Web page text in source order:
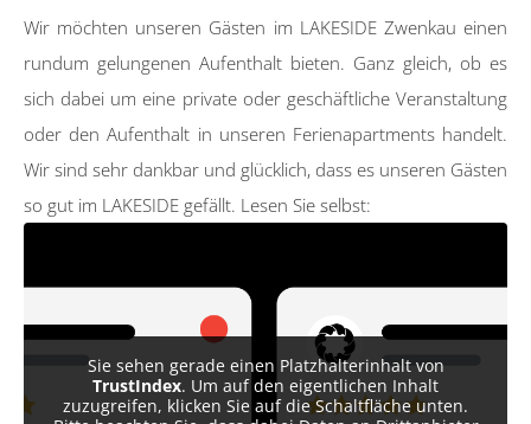
Wir möchten unseren Gästen im LAKESIDE Zwenkau einen
rundum gelungenen Aufenthalt bieten. Ganz gleich, ob es
sich dabei um eine private oder geschäftliche Veranstaltung
oder den Aufenthalt in unseren Ferienapartments handelt.
Wir sind sehr dankbar und glücklich, dass es unseren Gästen
so gut im LAKESIDE gefällt. Lesen Sie selbst:
Sie sehen gerade einen Platzhalterinhalt von
TrustIndex. Um auf den eigentlichen Inhalt
zuzugreifen, klicken Sie auf die Schaltfläche unten.